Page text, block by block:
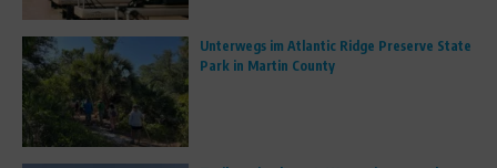
Unterwegs im Atlantic Ridge Preserve State
Park in Martin County